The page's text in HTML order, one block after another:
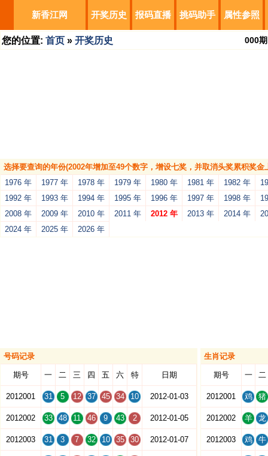
新香江网 开奖历史 报码直播 挑码助手 属性参照
您的位置: 首页 » 开奖历史 000期
选择要查询的年份(2002年增加至49个数字，增设七奖，并取消头奖累积奖
1976 年
1977 年 1978 年 1979 年 1980 年 1981 年 1982 年
1992 年
1993 年 1994 年 1995 年 1996 年 1997 年 1998 年
2008 年
2009 年 2010 年 2011 年 2012 年 2013 年 2014 年
2024 年
2025 年 2026 年
号码记录
期号 一 二 三 四 五 六 特 日期
2012001 31 5 12 37 45 34 10 2012-01-03
2012002 33 48 11 46 9 43 2 2012-01-05
2012003 31 3 7 32 10 35 30 2012-01-07
生肖记录
期号 一 二
2012001 鸡 猪
2012002 羊 龙
2012003 鸡 牛